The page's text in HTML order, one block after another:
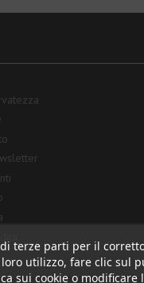
terze parti per il
utilizzo, fare clic sul
sui cookie o